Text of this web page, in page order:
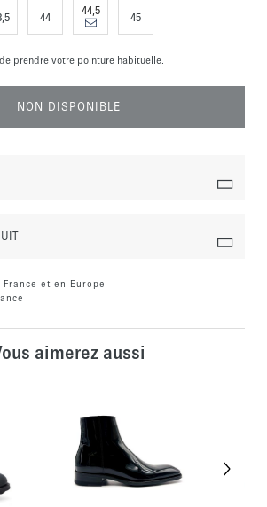
44
44,5
45
prendre votre pointure habituelle.
NON DISPONIBLE
et en Europe
aimerez aussi